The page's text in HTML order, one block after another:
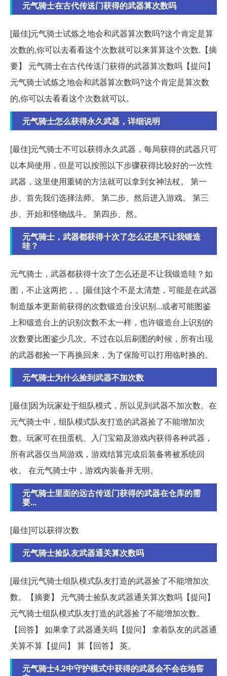
元气骑士在古代传送门获得的武器算次数吗
[最佳]元气骑士试炼之地会和武器算次数吗?这个肯定是算
次数的,你可以去看看这个次数就可以来算算这个次数.【摘
要】 元气骑士在古代传送门获得的武器算次数吗【提问】
元气骑士试炼之地会和武器算次数吗?这个肯定是算次数
的,你可以去看看这个次数就可以。
元气骑士怎么获得永久武器，详细说明
[最佳]元气骑士不可以获得永久武器，每局获得的武器只可
以本局使用，但是可以按照以下步骤获得比较好的一次性
武器，这里使用重铸的方法就可以拿到女神法杖。 第一
步、首先我们选择法师。 第二步、然后进入游戏。 第三
步、开始和怪物战斗。 第四步、然。
元气骑士，武器都获得十次了怎么还是不让我锻造
哇？
元气骑士，武器都获得十次了怎么还是不让我锻造哇？如
图，不止这两把，。[最佳]这个不是太清楚，可能是在武器
制造版本更新前获得的次数锻造台没识别...或者可能图鉴
上和锻造台上的识别次数不太一样，也许锻造台上识别的
次数要比图鉴少几次。不过在以后刷图的时候，所有出现
的武器都捡一下再换回来，为了保险可以打用临时换的。
元气骑士为什么捡到武器不加次数
[最佳]因为玩家处于组队模式，所以见到武器不加次数。在
元气骑士中，组队模式队友打造的武器捡了不能增加次
数。玩家可在扭蛋机、入门宝箱及游戏内获得各种武器，
所有武器仅当局游戏，游戏结算完成后装备将被系统回
收。 在元气骑士中，游戏内装备并无明。
元气骑士里面的远古传送门获得的武器在仓库的需
要...
[最佳]可以获得次数
元气骑士捡队友武器通关算次数吗
[最佳]元气骑士组队模式队友打造的武器捡了不能增加次
数。【摘要】 元气骑士捡队友武器通关算次数吗【提问】
元气骑士组队模式队友打造的武器捡了不能增加次数。
【回答】 如果拿了武器通关吗【提问】 拿着队友的武器通
关算不算【提问】 算【回答】 英。
元气骑士4.2中守护模式中获得的武器会不会在地窖